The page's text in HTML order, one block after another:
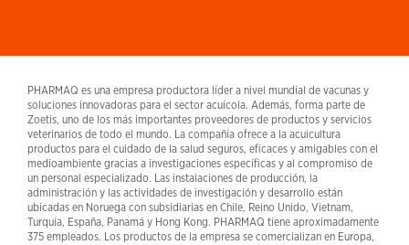
PHARMAQ es una empresa productora líder a nivel mundial de vacunas y
soluciones innovadoras para el sector acuícola. Además, forma parte de
Zoetis, uno de los más importantes proveedores de productos y servicios
veterinarios de todo el mundo. La compañía ofrece a la acuicultura
productos para el cuidado de la salud seguros, eficaces y amigables con el
medioambiente gracias a investigaciones específicas y al compromiso de
un personal especializado. Las instalaciones de producción, la
administración y las actividades de investigación y desarrollo están
ubicadas en Noruega con subsidiarias en Chile, Reino Unido, Vietnam,
Turquía, España, Panamá y Hong Kong. PHARMAQ tiene aproximadamente
375 empleados. Los productos de la empresa se comercializan en Europa,